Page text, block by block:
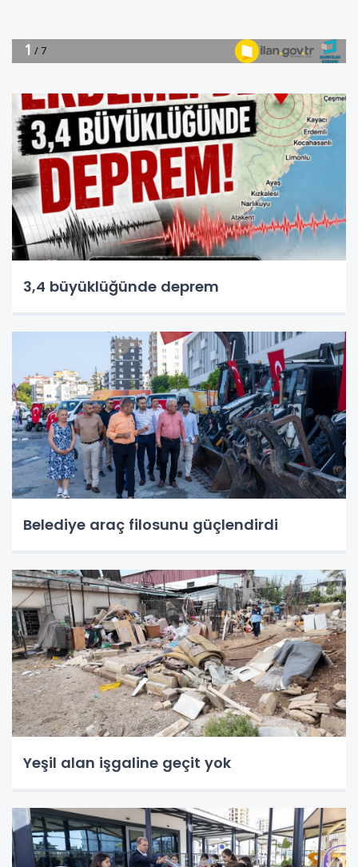
3,4 büyüklüğünde deprem
Belediye araç filosunu güçlendirdi
Yeşil alan işgaline geçit yok